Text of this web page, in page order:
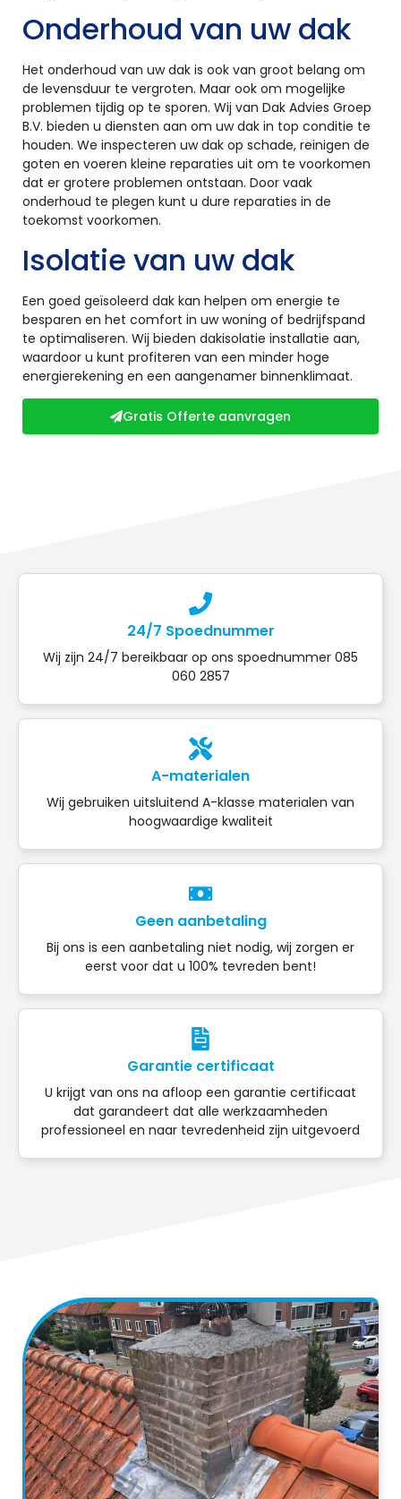
Onderhoud van uw dak
Het onderhoud van uw dak is ook van groot belang om
de levensduur te vergroten. Maar ook om mogelijke
problemen tijdig op te sporen. Wij van Dak Advies Groep
B.V. bieden u diensten aan om uw dak in top conditie te
houden. We inspecteren uw dak op schade, reinigen de
goten en voeren kleine reparaties uit om te voorkomen
dat er grotere problemen ontstaan. Door vaak
onderhoud te plegen kunt u dure reparaties in de
toekomst voorkomen.
Isolatie van uw dak
Een goed geïsoleerd dak kan helpen om energie te
besparen en het comfort in uw woning of bedrijfspand
te optimaliseren. Wij bieden dakisolatie installatie aan,
waardoor u kunt profiteren van een minder hoge
energierekening en een aangenamer binnenklimaat.
Gratis Offerte aanvragen
24/7 Spoednummer
Wij zijn 24/7 bereikbaar op ons spoednummer 085
060 2857
A-materialen
Wij gebruiken uitsluitend A-klasse materialen van
hoogwaardige kwaliteit
Geen aanbetaling
Bij ons is een aanbetaling niet nodig, wij zorgen er
eerst voor dat u 100% tevreden bent!
Garantie certificaat
U krijgt van ons na afloop een garantie certificaat
dat garandeert dat alle werkzaamheden
professioneel en naar tevredenheid zijn uitgevoerd